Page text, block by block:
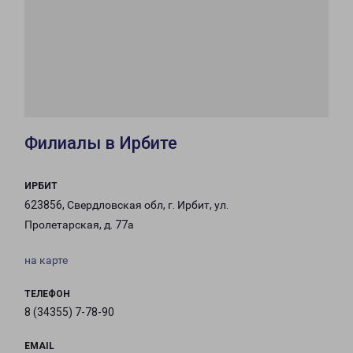
Филиалы в Ирбите
ИРБИТ
623856, Свердловская обл, г. Ирбит, ул.
Пролетарская, д. 77а
на карте
ТЕЛЕФОН
8 (34355) 7-78-90
EMAIL